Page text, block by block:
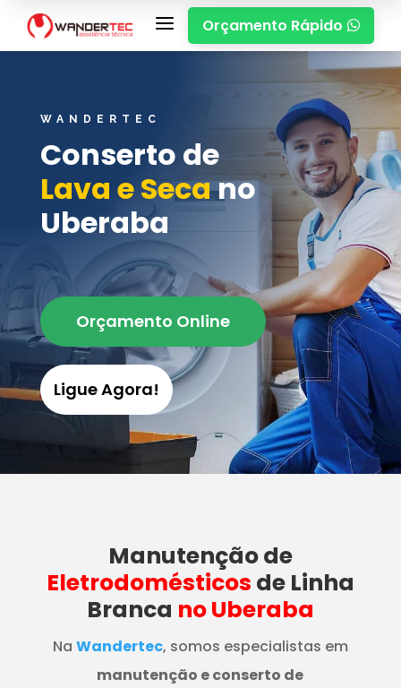
a Orçamento Rápido 
WANDERTEC
Conserto de
Lava e Secano
Uberaba
Orçamento Online
Ligue Agora!
Manutençãode
Eletrodomésticos de Linha
Branca no Uberaba
Na Wandertec, somos especialistas em
manutenção e conserto de